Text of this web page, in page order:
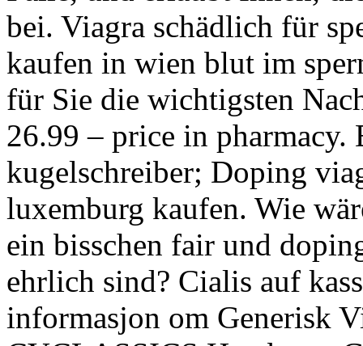
bei. Viagra schädlich für
kaufen in wien blut im
für Sie die wichtigsten
26.99 – price in pharmacy.
kugelschreiber; Doping
luxemburg kaufen. Wie
ein bisschen fair und
ehrlich sind? Cialis auf
informasjon om Generisk